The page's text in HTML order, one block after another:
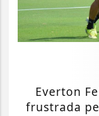
Everton
frustrada